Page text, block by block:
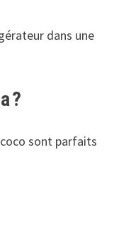
dans une
?
coco sont parfaits